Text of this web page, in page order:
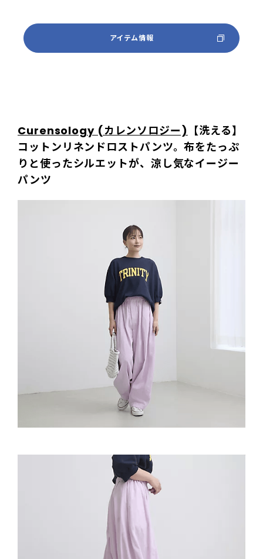
アイテム情報
Curensology (カレンソロジー) 【洗える】
コットンリネンドロストパンツ。布をたっぷ
りと使ったシルエットが、涼し気なイージー
パンツ